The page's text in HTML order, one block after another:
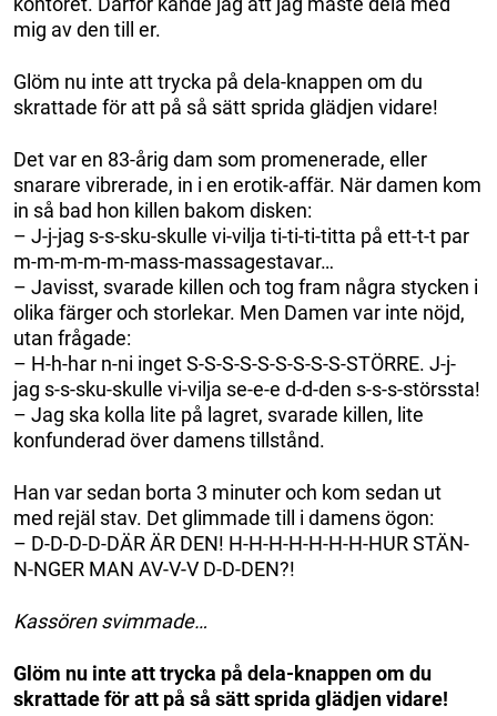
mig av den till er.
Glöm nu inte att trycka på dela-knappen om du
skrattade för att på så sätt sprida glädjen vidare!
Det var en 83-årig dam som promenerade, eller
snarare vibrerade, in i en erotik-affär. När damen kom
in så bad hon killen bakom disken:
– J-j-jag s-s-sku-skulle vi-vilja ti-ti-ti-titta på ett-t-t par
m-m-m-m-m-mass-massagestavar…
– Javisst, svarade killen och tog fram några stycken i
olika färger och storlekar. Men Damen var inte nöjd,
utan frågade:
– H-h-har n-ni inget S-S-S-S-S-S-S-S-S-STÖRRE. J-j-
jag s-s-sku-skulle vi-vilja se-e-e d-d-den s-s-s-störssta!
– Jag ska kolla lite på lagret, svarade killen, lite
konfunderad över damens tillstånd.
Han var sedan borta 3 minuter och kom sedan ut
med rejäl stav. Det glimmade till i damens ögon:
– D-D-D-D-DÄR ÄR DEN! H-H-H-H-H-H-H-HUR STÄN-
N-NGER MAN AV-V-V D-D-DEN?!
Kassören svimmade…
Glöm nu inte att trycka på dela-knappen om du
skrattade för att på så sätt sprida glädjen vidare!